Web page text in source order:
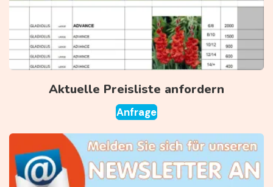
Aktuelle Preisliste anfordern
Anfrage